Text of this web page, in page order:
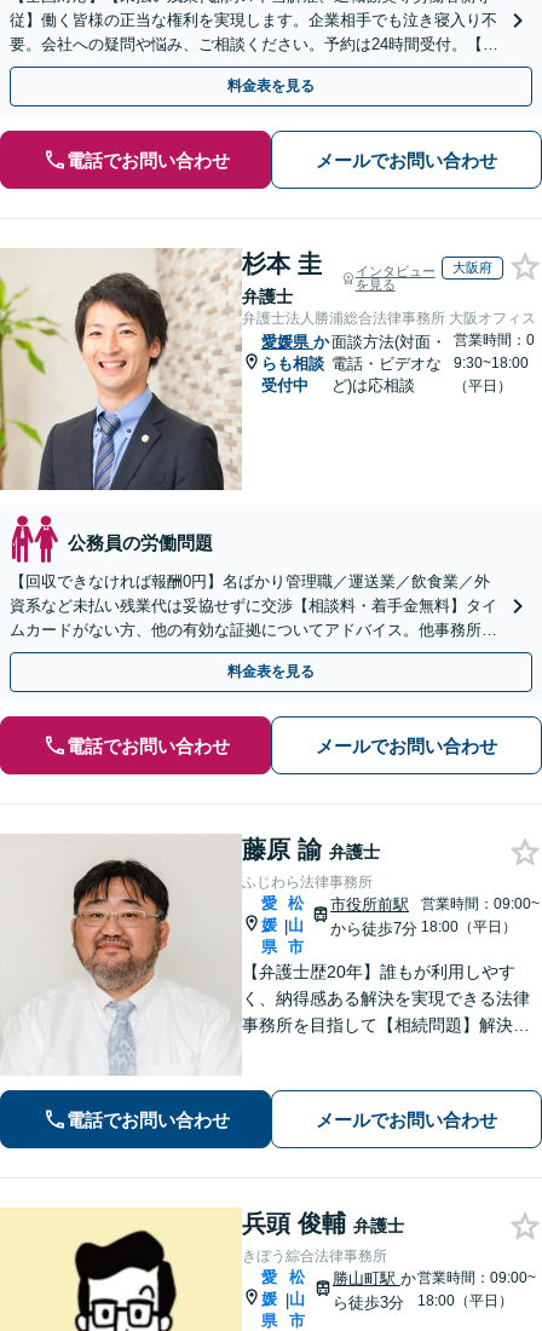
従】働く皆様の正当な権利を実現します。企業相手でも泣き寝入り不
要。会社への疑問や悩み、ご相談ください。予約は24時間受付。【初
回面談無料】【夜間・休日対応可】
料金表を見る
電話でお問い合わせ メールでお問い合わせ
杉本 圭
弁護士
インタビュー
を見る
大阪府
弁護士法人勝浦総合法律事務所 大阪オフィス
愛媛県 か
らも相談
受付中
面談方法(対面・
電話・ビデオな
ど)は応相談
営業時間：0
9:30~18:00
（平日）
公務員の労働問題
【回収できなければ報酬0円】名ばかり管理職／運送業／飲食業／外
資系など未払い残業代は妥協せずに交渉【相談料・着手金無料】タイ
ムカードがない方、他の有効な証拠についてアドバイス。他事務所で
断られた方もご相談ください。あなたの権利を守ります！
料金表を見る
電話でお問い合わせ メールでお問い合わせ
藤原 諭 弁護士
ふじわら法律事務所
愛
媛
県
|
松
山
市
市役所前駅
から徒歩7分
営業時間：09:00~
18:00（平日）
【弁護士歴20年】誰もが利用しやす
く、納得感ある解決を実現できる法律
事務所を目指して【相続問題】解決実
婚協議から調停、裁判まで、あらゆる
フェーズに対応【市役所前駅6分】
電話でお問い合わせ メールでお問い合わせ
兵頭 俊輔 弁護士
きぼう綜合法律事務所
愛
媛
県
|
松
山
市
勝山町駅 か
ら徒歩3分
営業時間：09:00~
18:00（平日）